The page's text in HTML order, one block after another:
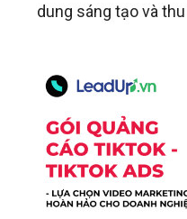
dung sáng tạo và